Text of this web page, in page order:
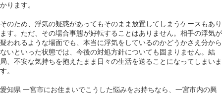
かります。
そのため、浮気の疑惑があってもそのまま放置してしまうケースもあり
ます。ただ、その場合事態が好転することはありません。相手の浮気が
疑われるような場面でも、本当に浮気をしているのかどうかさえ分から
ないといった状態では、今後の対処方針についても固まりません。結
局、不安な気持ちを抱えたまま日々の生活を送ることになってしまいま
す。
愛知県 一宮市にお住まいでこうした悩みをお持ちなら、一宮市内の興